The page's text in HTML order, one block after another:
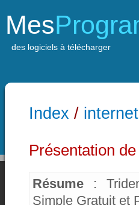
Mes
des logiciels à télécharger
Index / internet
Présentation
Résume :
Simple Gratuit et